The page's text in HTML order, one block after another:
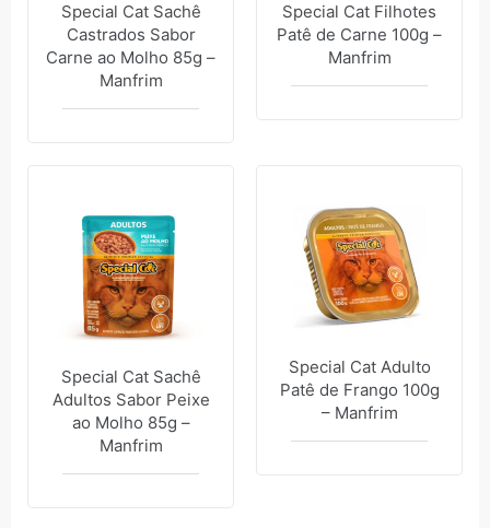
Special Cat Sachê
Castrados Sabor
Carne ao Molho 85g –
Manfrim
Special Cat Filhotes
Patê de Carne 100g –
Manfrim
Special Cat Sachê
Adultos Sabor Peixe
ao Molho 85g –
Manfrim
Special Cat Adulto
Patê de Frango 100g
– Manfrim